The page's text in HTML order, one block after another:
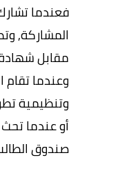
فعندما
المشاركة,
مقابل
وعندما تقام
وتنظيمية
أو عندما
صندوق